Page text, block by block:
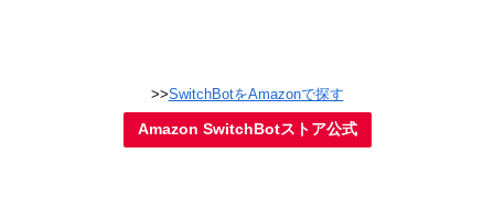
>>SwitchBotをAmazonで探す
Amazon SwitchBotストア公式